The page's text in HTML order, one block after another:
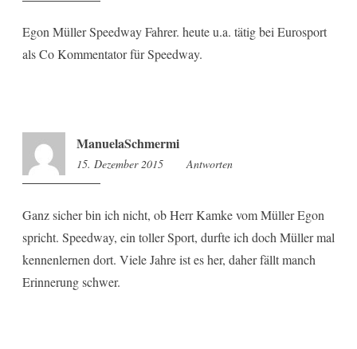
Egon Müller Speedway Fahrer. heute u.a. tätig bei Eurosport
als Co Kommentator für Speedway.
ManuelaSchmermi
15. Dezember 2015 8:13
Antworten
Ganz sicher bin ich nicht, ob Herr Kamke vom Müller Egon
spricht. Speedway, ein toller Sport, durfte ich doch Müller mal
kennenlernen dort. Viele Jahre ist es her, daher fällt manch
Erinnerung schwer.